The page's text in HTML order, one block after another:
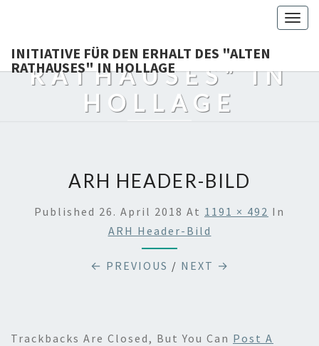
INITIATIVE FÜR DEN ERHALT DES "ALTEN
RATHAUSES" IN HOLLAGE
DEN ERHALT DES
"ALTEN
RATHAUSES" IN
HOLLAGE
ARH HEADER-BILD
Published 26. April 2018 At 1191 × 492 In
ARH Header-Bild
← PREVIOUS / NEXT →
Trackbacks Are Closed, But You Can Post A